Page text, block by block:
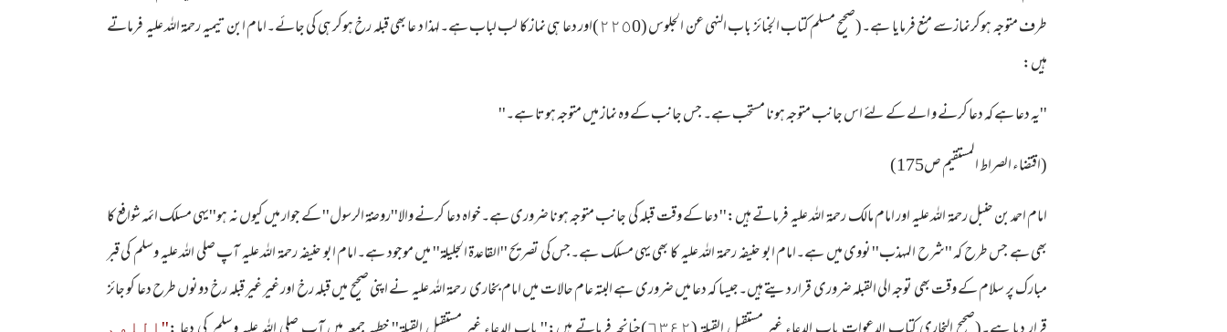
طرف متوجہ ہوکرنمازسے منع فرمایا ہے۔(صحيح مسلم كتاب الجنائز باب النهي عن الجلوس (٢٢٥0)اور دعا ہی نماز کا لب لباب ہے۔لہذا د عا بھی قبلہ رخ ہوکر ہی کی جائے۔امام ابن تیمیہ رحمۃ اللہ علیہ فرماتے
ہیں:
''یہ دعا ہے کہ دعا کرنے و الے کے لئے اس جانب متوجہ ہونا مستحب ہے۔ جس جانب کے وہ نماز میں متوجہ ہوتا ہے۔''
(اقتضاء الصراط المستقیم ص175)
امام احمد بن حنبل رحمۃ اللہ علیہ اور امام مالک رحمۃ اللہ علیہ فرماتے ہیں:'' دعا کے وقت قبلہ کی جانب متوجہ ہونا ضروری ہے۔خواہ دعا کرنے والا''روضۃ الرسول'' کے جوار میں کیوں نہ ہو''یہی مسلک ائمہ شوافع کا
بھی ہے جس طرح کہ ''شرح المہذب'' نووی میں ہے۔امام ابو حنیفہ رحمۃ اللہ علیہ کا بھی یہی مسلک ہے۔جس کی تصریح ''القاعدۃ الجلیلۃ'' میں موجود ہے۔امام ابو حنیفہ رحمۃ اللہ علیہ آپ صلی اللہ علیہ وسلم کی قبر
مبارک پر سلام کے وقت بھی توجہ الی القبلہ ضروری قرار دیتے ہیں۔جیسا کہ دعا میں ضروری ہے البتہ عام حالات میں امام بخاری رحمۃ اللہ علیہ نے اپنی صحیح میں قبلہ رخ اور غیر غیر قبلہ رخ دونوں طرح دعا کو جائز
''اللهم